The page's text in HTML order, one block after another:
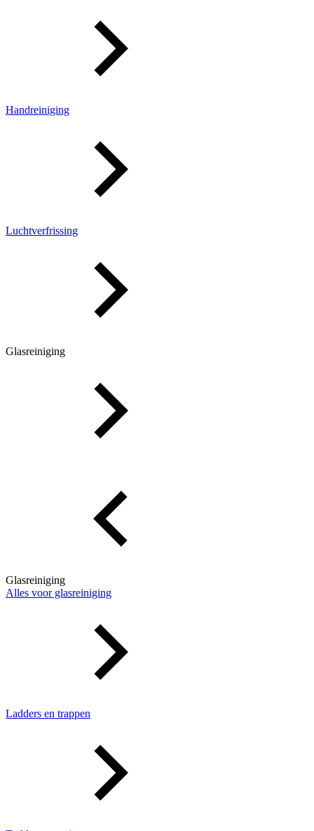
Handreiniging
Luchtverfrissing
Glasreiniging
Glasreiniging
Alles voor glasreiniging
Ladders en trappen